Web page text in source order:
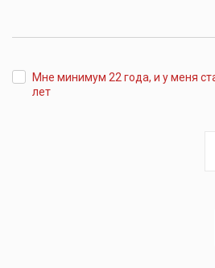
Мне минимум 22 года, и у меня
лет